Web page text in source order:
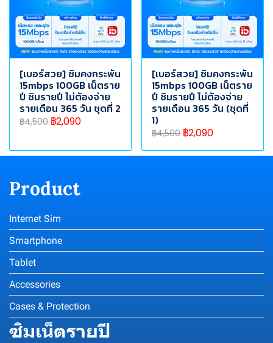
[เบอร์สวย] ซิมคงกระพัน
15mbps 100GB เน็ตราย
ปี ซิมรายปี ไม่ต้องจ่าย
รายเดือน 365 วัน ชุดที่ 2
฿4,500 ฿2,090
[เบอร์สวย] ซิมคงกระพัน
15mbps 100GB เน็ตราย
ปี ซิมรายปี ไม่ต้องจ่าย
รายเดือน 365 วัน (ชุดที่
1)
฿4,500 ฿2,090
Product
Internet Sim
Smartphone
Tablet
Accessories
Cases & Protection
ซิมเน็ตรายปี